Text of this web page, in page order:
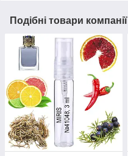
Подібні товари компанії